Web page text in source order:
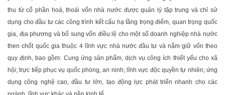
thu từ cổ phần hoá, thoái vốn nhà nước được quản lý tập trung và chỉ sử
dụng cho đầu tư các công trình kết cấu hạ tầng trọng điểm, quan trọng quốc
gia, địa phương và bổ sung vốn điều lệ cho một số doanh nghiệp nhà nước
then chốt quốc gia thuộc 4 lĩnh vực nhà nước đầu tư và nắm giữ vốn theo
quy định, bao gồm: Cung ứng sản phẩm, dịch vụ công ích thiết yếu cho xã
hội; trực tiếp phục vụ quốc phòng, an ninh; lĩnh vực độc quyền tự nhiên; ứng
dụng công nghệ cao, đầu tư lớn, tạo động lực phát triển nhanh cho các